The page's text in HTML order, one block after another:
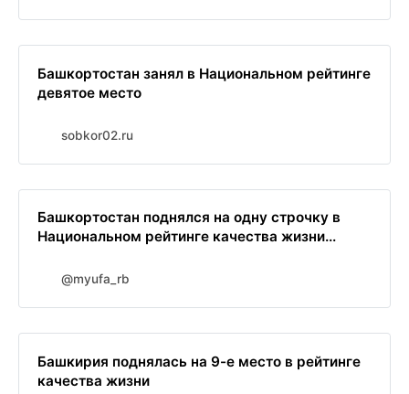
Башкортостан занял в Национальном рейтинге
девятое место
sobkor02.ru
Башкортостан поднялся на одну строчку в
Национальном рейтинге качества жизни...
@myufa_rb
Башкирия поднялась на 9-е место в рейтинге
качества жизни